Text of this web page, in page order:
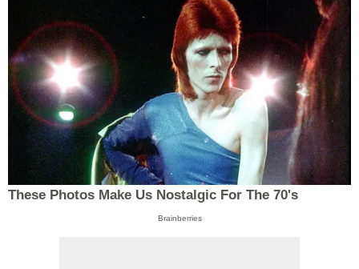
These Photos Make Us Nostalgic For The 70's
Brainberries